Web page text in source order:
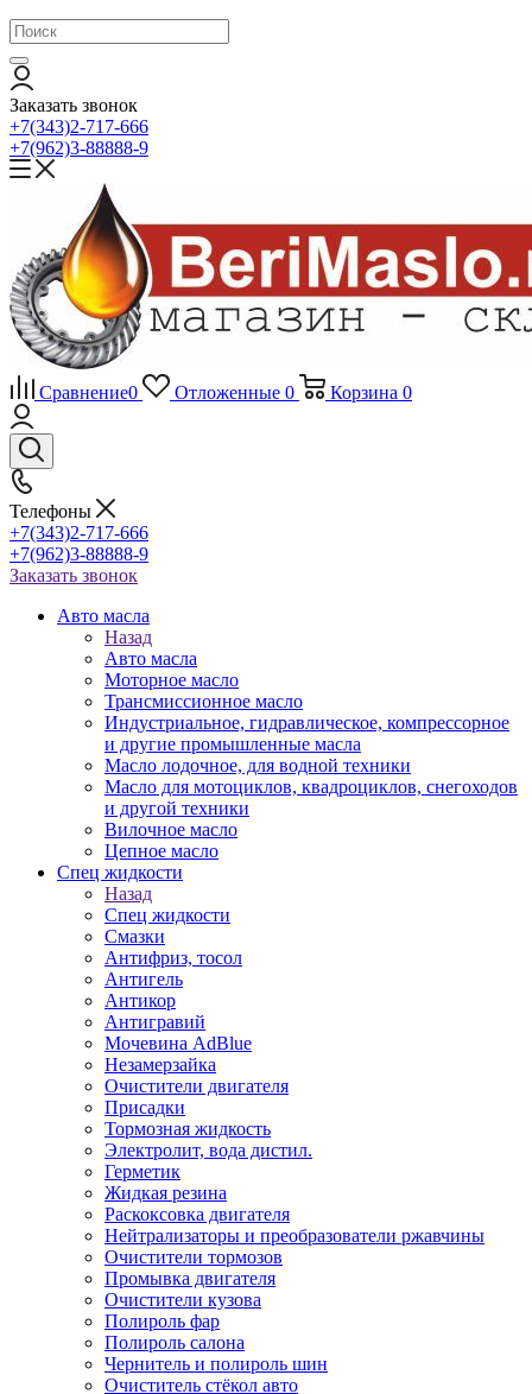
Заказать звонок
+7(343)2-717-666
+7(962)3-88888-9
Сравнение0 Отложенные 0 Корзина 0
Телефоны
+7(343)2-717-666
+7(962)3-88888-9
Заказать звонок
Авто масла
Назад
Авто масла
Моторное масло
Трансмиссионное масло
Индустриальное, гидравлическое, компрессорное
и другие промышленные масла
Масло лодочное, для водной техники
Масло для мотоциклов, квадроциклов, снегоходов
и другой техники
Вилочное масло
Цепное масло
Спец жидкости
Назад
Спец жидкости
Смазки
Антифриз, тосол
Антигель
Антикор
Антигравий
Мочевина AdBlue
Незамерзайка
Очистители двигателя
Присадки
Тормозная жидкость
Электролит, вода дистил.
Герметик
Жидкая резина
Раскоксовка двигателя
Нейтрализаторы и преобразователи ржавчины
Очистители тормозов
Промывка двигателя
Очистители кузова
Полироль фар
Полироль салона
Чернитель и полироль шин
Очиститель стёкол авто